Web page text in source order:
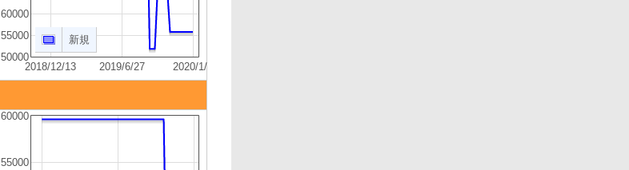
2018/12/13 2019/6/27 2020/1/9
50000
55000
60000
新規
55000
60000